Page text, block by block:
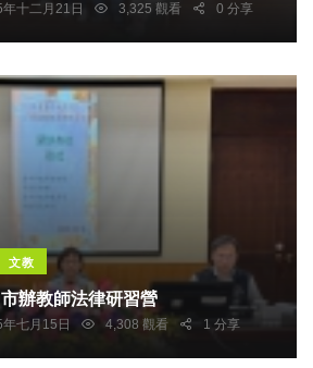
十二月21日 3,325 觀看 0 分享
文教
教師學子 中市辦教師法律研習營
七月15日 4,308 觀看 1 分享